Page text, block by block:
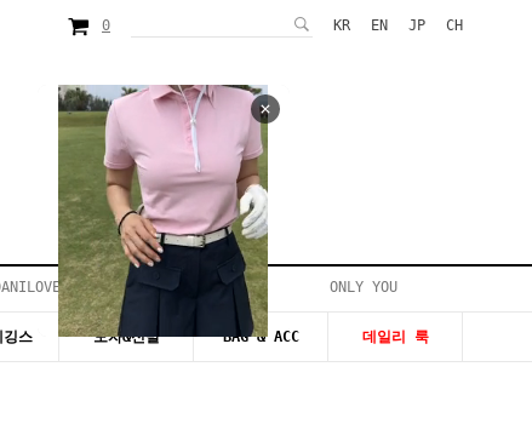
0 KR EN JP CH
시즌20~50%세일 ONLY YOU
깅스 모자&신발 BAG & ACC 데일리 룩